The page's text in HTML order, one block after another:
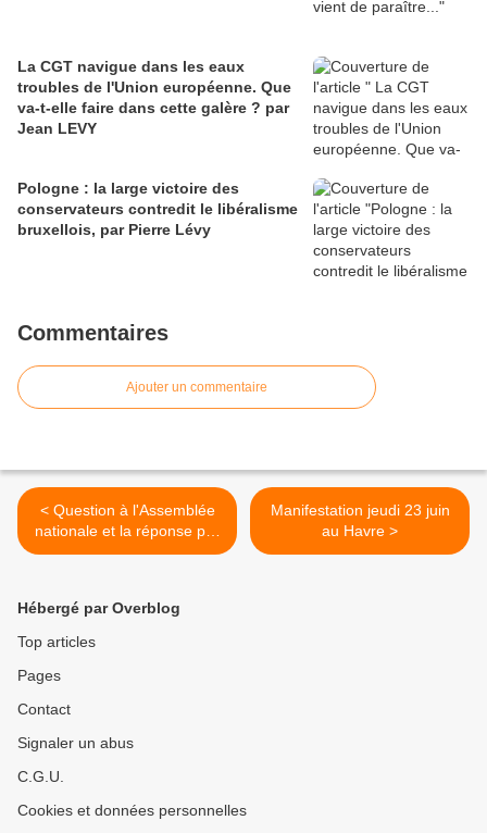
La CGT navigue dans les eaux
troubles de l'Union européenne. Que
va-t-elle faire dans cette galère ? par
Jean LEVY
Pologne : la large victoire des
conservateurs contredit le libéralisme
bruxellois, par Pierre Lévy
Commentaires
Ajouter un commentaire
< Question à l'Assemblée
nationale et la réponse par
courriel d'un citoyen
Manifestation jeudi 23 juin
au Havre >
Hébergé par Overblog
Top articles
Pages
Contact
Signaler un abus
C.G.U.
Cookies et données personnelles